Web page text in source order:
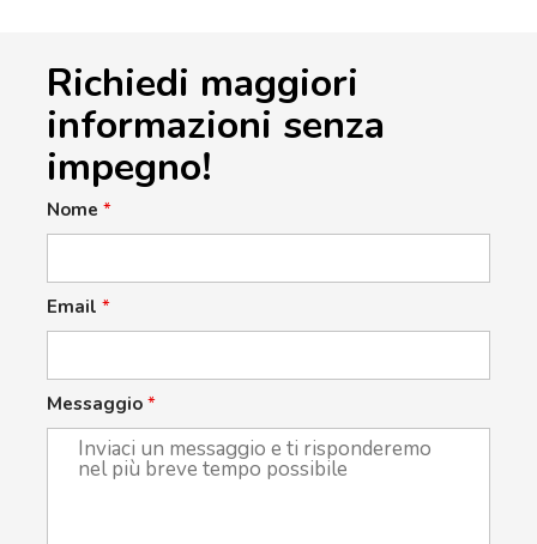
Richiedi maggiori
informazioni senza
impegno!
Nome *
Email *
Messaggio *